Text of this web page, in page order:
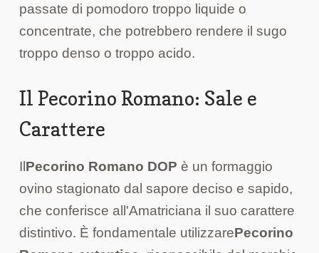
passate di pomodoro troppo liquide o
concentrate, che potrebbero rendere il sugo
troppo denso o troppo acido.
Il Pecorino Romano: Sale e
Carattere
IlPecorino Romano DOP è un formaggio
ovino stagionato dal sapore deciso e sapido,
che conferisce all'Amatriciana il suo carattere
distintivo. È fondamentale utilizzarePecorino